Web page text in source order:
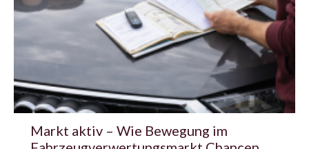
Markt aktiv – Wie Bewegung im